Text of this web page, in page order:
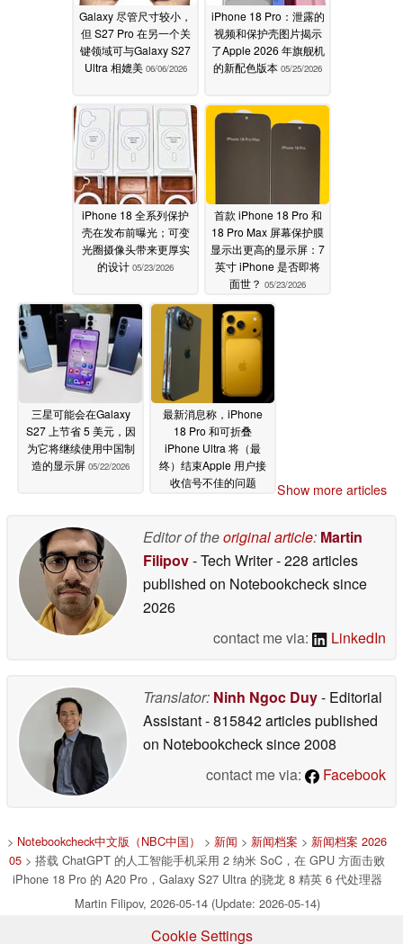
Galaxy 尽管尺寸较小，
但 S27 Pro 在另一个关
键领域可与Galaxy S27
Ultra 相媲美 06/06/2026
iPhone 18 Pro：泄露的
视频和保护壳图片揭示
了Apple 2026 年旗舰机
的新配色版本 05/25/2026
iPhone 18 全系列保护
壳在发布前曝光；可变
光圈摄像头带来更厚实
的设计 05/23/2026
首款 iPhone 18 Pro 和
18 Pro Max 屏幕保护膜
显示出更高的显示屏：7
英寸 iPhone 是否即将
面世？ 05/23/2026
三星可能会在Galaxy
S27 上节省 5 美元，因
为它将继续使用中国制
造的显示屏 05/22/2026
最新消息称，iPhone
18 Pro 和可折叠
iPhone Ultra 将（最
终）结束Apple 用户接
收信号不佳的问题
Show more articles
Editor of theoriginal article: Martin
Filipov- Tech Writer- 228 articles
published on Notebookchecksince
2026
contact me via:
LinkedIn
Translator: Ninh Ngoc Duy- Editorial
Assistant- 815842 articles published
on Notebookchecksince 2008
contact me via:
Facebook
> Notebookcheck中文版（NBC中国） > 新闻 > 新闻档案 > 新闻档案 2026
05 > 搭载 ChatGPT 的人工智能手机采用 2 纳米 SoC，在 GPU 方面击败
iPhone 18 Pro 的 A20 Pro，Galaxy S27 Ultra 的骁龙 8 精英 6 代处理器
Martin Filipov, 2026-05-14 (Update: 2026-05-14)
Cookie Settings